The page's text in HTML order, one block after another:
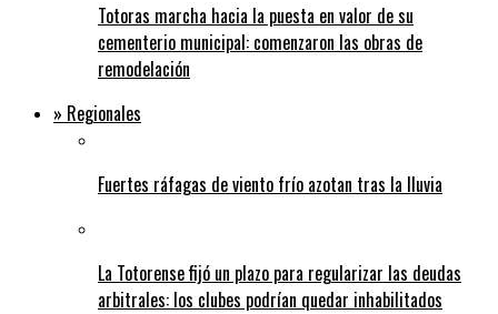
Totoras marcha hacia la puesta en valor de su
cementerio municipal: comenzaron las obras de
remodelación
» Regionales
Fuertes ráfagas de viento frío azotan tras la lluvia
La Totorense fijó un plazo para regularizar las deudas
arbitrales: los clubes podrían quedar inhabilitados